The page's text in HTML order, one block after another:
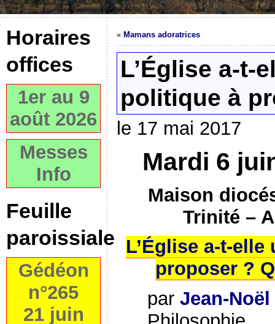
Horaires
offices
1er au 9
août 2026
Messes
Info
Feuille
paroissiale
Gédéon
n°265
21 juin
« Mamans adoratrices
L’Église a-t-
politique à
le 17 mai 2017
Mardi 6
Maison
Trinité –
L’Église a-t-
proposer ?
par Jean-